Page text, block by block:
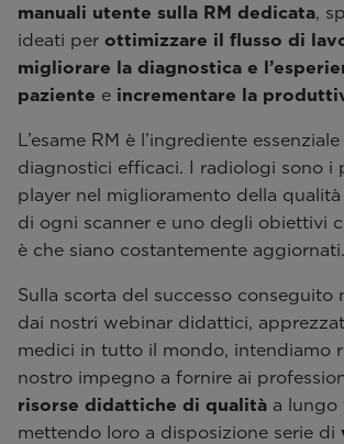
manuali utente sulla RM dedicata,
ideati per ottimizzare il flusso di
migliorare la diagnostica e
paziente e incrementare la
L’esame RM è l’ingrediente
diagnostici efficaci. I radiologi sono i
player nel miglioramento della qualità
di ogni scanner e uno degli obiettivi
è che siano costantemente aggiornati.
Sulla scorta del successo conseguito
dai nostri webinar didattici,
medici in tutto il mondo, intendiamo
nostro impegno a fornire ai
risorse didattiche di qualità a lungo
mettendo loro a disposizione serie di